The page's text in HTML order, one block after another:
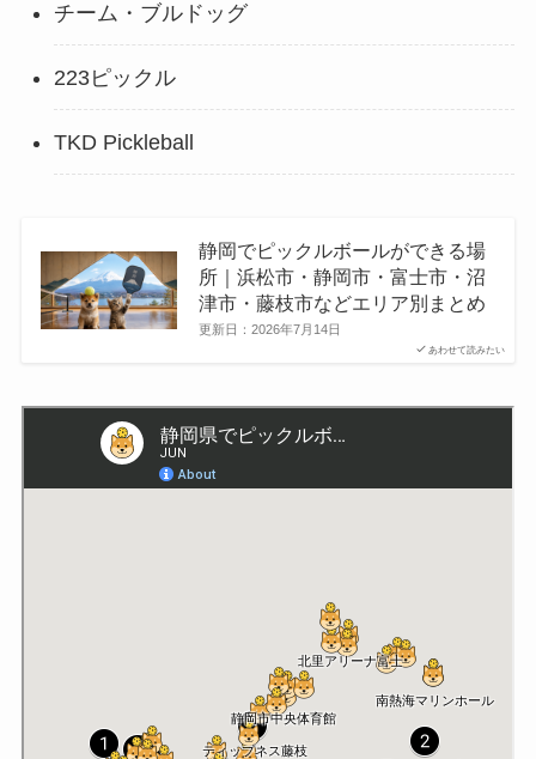
チーム・ブルドッグ
223ピックル
TKD Pickleball
あわせて読みたい
静岡でピックルボールができる場
所｜浜松市・静岡市・富士市・沼
津市・藤枝市などエリア別まとめ
更新日： 2026年7月14日